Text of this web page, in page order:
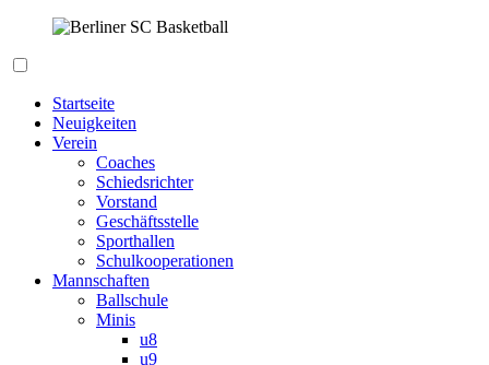
springen
Startseite
Neuigkeiten
Verein
Coaches
Schiedsrichter
Vorstand
Geschäftsstelle
Sporthallen
Schulkooperationen
Mannschaften
Ballschule
Minis
u8
u9